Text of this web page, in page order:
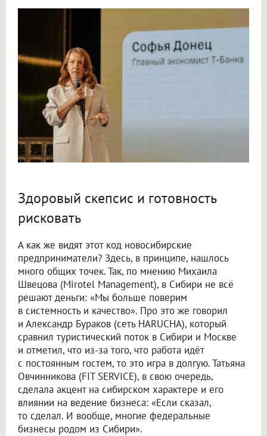
Здоровый скепсис и готовность
рисковать
А как же видят этот код новосибирские
предприниматели? Здесь, в принципе, нашлось
много общих точек. Так, по мнению Михаила
Швецова (Mirotel Management), в Сибири не всё
решают деньги: «Мы больше поверим
в системность и качество». Про это же говорил
и Александр Бураков (сеть HARUCHA), который
сравнил туристический поток в Сибири и Москве
и отметил, что из-за того, что работа идёт
с постоянным гостем, то это игра в долгую. Татьяна
Овчинникова (FIT SERVICE), в свою очередь,
сделала акцент на сибирском характере и его
влиянии на ведение бизнеса: «Если сказал,
то сделал. И вообще, многие федеральные
бизнесы родом из Сибири».